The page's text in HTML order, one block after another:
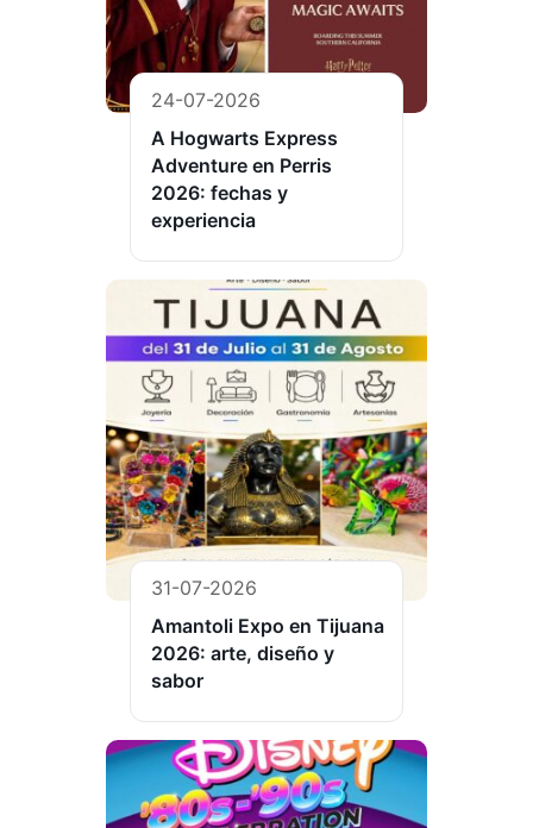
24-07-2026
A Hogwarts Express
Adventure en Perris
2026: fechas y
experiencia
31-07-2026
Amantoli Expo en Tijuana
2026: arte, diseño y
sabor